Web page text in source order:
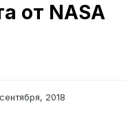
от NASA
2018